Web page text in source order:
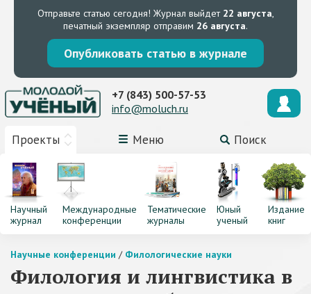
Отправьте статью сегодня! Журнал выйдет 22 августа,
печатный экземпляр отправим 26 августа.
Опубликовать статью в журнале
Проекты Меню Поиск
+7 (843) 500-57-53
info@moluch.ru
Научный
журнал
Международные
конференции
Тематические
журналы
Юный
ученый
Издание
книг
Научные конференции / Филологические науки
Филология и лингвистика в